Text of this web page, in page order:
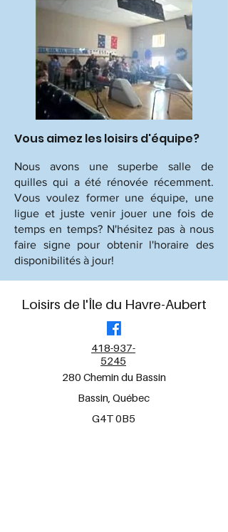
Vous aimez les loisirs d'équipe?
Nous avons une superbe salle de
quilles qui a été rénovée récemment.
Vous voulez former une équipe, une
ligue et juste venir jouer une fois de
temps en temps? N'hésitez pas à nous
faire signe pour obtenir l'horaire des
disponibilités à jour!
Loisirs de l'Île du Havre-Aubert
418-937-
5245
280 Chemin du Bassin
Bassin, Québec
G4T 0B5